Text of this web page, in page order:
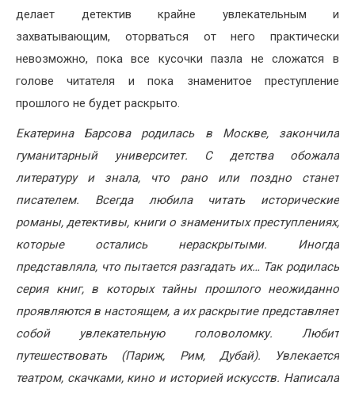
делает детектив крайне увлекательным и
захватывающим, оторваться от него практически
невозможно, пока все кусочки пазла не сложатся в
голове читателя и пока знаменитое преступление
прошлого не будет раскрыто.
Екатерина Барсова родилась в Москве, закончила
гуманитарный университет. С детства обожала
литературу и знала, что рано или поздно станет
писателем. Всегда любила читать исторические
романы, детективы, книги о знаменитых преступлениях,
которые остались нераскрытыми. Иногда
представляла, что пытается разгадать их… Так родилась
серия книг, в которых тайны прошлого неожиданно
проявляются в настоящем, а их раскрытие представляет
собой увлекательную головоломку. Любит
путешествовать (Париж, Рим, Дубай). Увлекается
театром, скачками, кино и историей искусств. Написала